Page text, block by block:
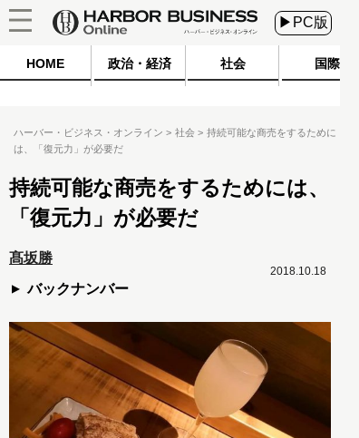
▶PC版
HOME 政治・経済 社会 国際
ハーバー・ビジネス・オンライン 社会
持続可能な商売をするために
は、「復元力」が必要だ
持続可能な商売をするためには、
「復元力」が必要だ
髙坂勝
バックナンバー
2018.10.18